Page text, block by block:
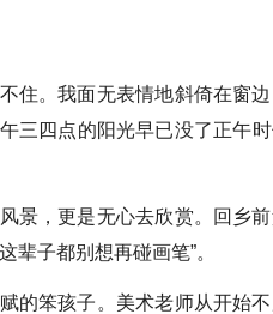
住。我面无表情地斜倚在窗
三四点的阳光早已没了正午时
景，更是无心去欣赏。回乡
子都别想再碰画笔”。
的笨孩子。美术老师从开始